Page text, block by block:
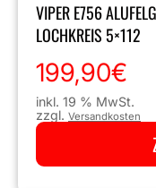
VIPER E756
LOCHKREIS 5×112
199,90€
inkl. 19 % MwSt.
zzgl. Versandkosten